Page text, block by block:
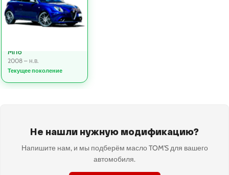
MiTo
2008 – н.в.
Текущее поколение
Не нашли нужную модификацию?
Напишите нам, и мы подберём масло TOM'S для вашего
автомобиля.